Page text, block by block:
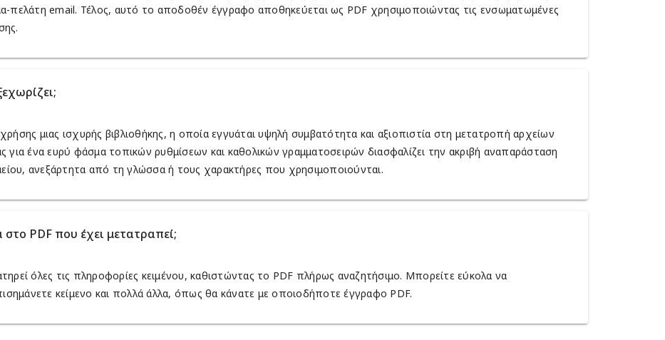
πελάτη email. Τέλος, αυτό το αποδοθέν έγγραφο αποθηκεύεται ως PDF χρησιμοποιώντας τις ενσωματωμένες
μιας ισχυρής βιβλιοθήκης, η οποία εγγυάται υψηλή συμβατότητα και αξιοπιστία στη μετατροπή αρχείων
για ένα ευρύ φάσμα τοπικών ρυθμίσεων και καθολικών γραμματοσειρών διασφαλίζει την ακριβή αναπαράσταση
ανεξάρτητα από τη γλώσσα ή τους χαρακτήρες που χρησιμοποιούνται.
PDF που έχει μετατραπεί;
όλες τις πληροφορίες κειμένου, καθιστώντας το PDF πλήρως αναζητήσιμο. Μπορείτε εύκολα να
κείμενο και πολλά άλλα, όπως θα κάνατε με οποιοδήποτε έγγραφο PDF.